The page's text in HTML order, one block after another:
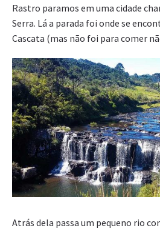
Rastro paramos em uma cidade
Serra. Lá a parada foi onde se
Cascata (mas não foi para comer
Atrás dela passa um pequeno rio